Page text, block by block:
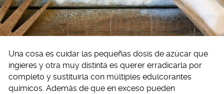
Una cosa es cuidar las pequeñas dosis de azúcar que
ingieres y otra muy distinta es querer erradicarla por
completo y sustituirla con múltiples edulcorantes
químicos. Además de que en exceso pueden